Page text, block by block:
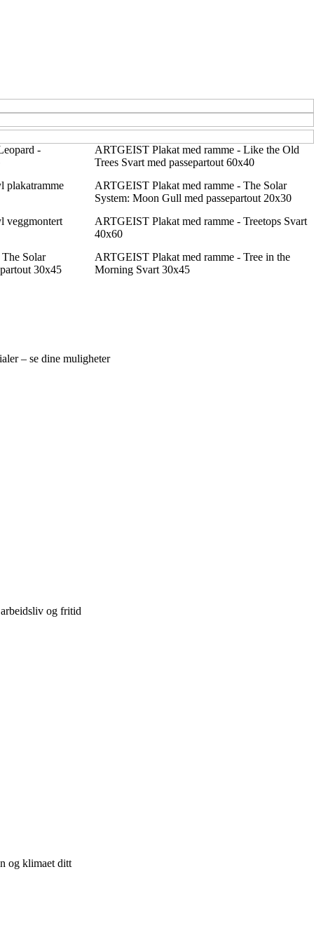
-
ARTGEIST Plakat med ramme - Like the Old
Trees Svart med passepartout 60x40
plakatramme
ARTGEIST Plakat med ramme - The Solar
System: Moon Gull med passepartout 20x30
veggmontert
ARTGEIST Plakat med ramme - Treetops Svart
40x60
Solar
30x45
ARTGEIST Plakat med ramme - Tree in the
Morning Svart 30x45
– se dine muligheter
og fritid
og klimaet ditt